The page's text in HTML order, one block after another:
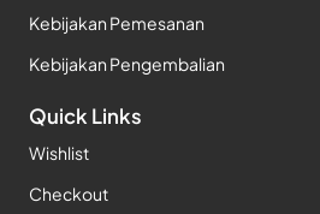
Kebijakan Pemesanan
Kebijakan Pengembalian
Quick Links
Wishlist
Checkout